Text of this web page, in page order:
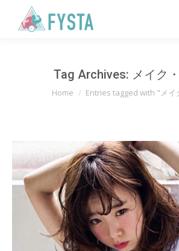
Tag Archives: メイク
You are here:
Home Entries tagged with "メイ